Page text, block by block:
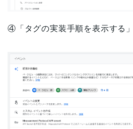
④「タグの実装手順を表示する